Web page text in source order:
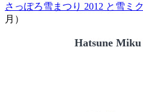
さっぽろ雪まつり 2012 と雪ミ
月）
Hatsune